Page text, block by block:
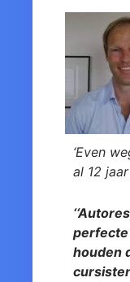
‘Even
al 12
‘‘
perfecte
houden